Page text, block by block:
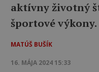
aktívny životný
športové výkony.
MATÚŠ BUŠÍK
16. MÁJA 2024 15:33